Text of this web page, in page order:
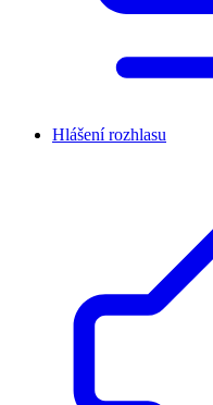
Hlášení rozhlasu